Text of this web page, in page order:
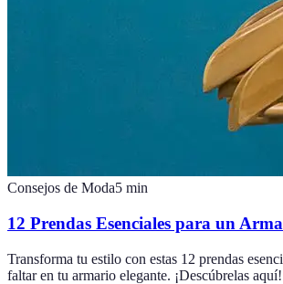
Consejos de Moda5 min
12 Prendas Esenciales para un
Transforma tu estilo con estas 12 prendas
faltar en tu armario elegante. ¡Descúbrelas aquí!